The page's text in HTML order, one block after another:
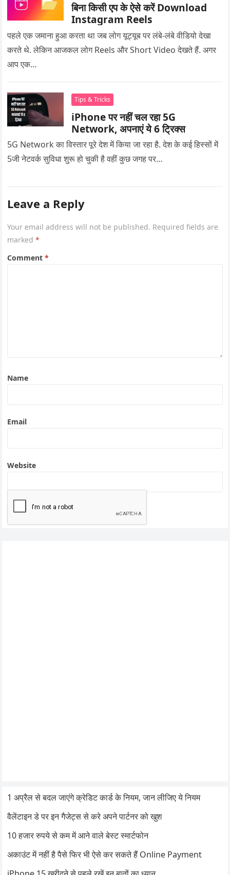
बिना किसी एप के ऐसे करें Download
Instagram Reels
पहले एक जमाना हुआ करता था जब लोग यूट्यूब पर लंबे-लंबे वीडियो देखा
करते थे. लेकिन आजकल लोग Reels और Short Video देखते हैं. अगर
आप एक…
Tips & Tricks
iPhone पर नहीं चल रहा 5G
Network, अपनाएं ये 6 ट्रिक्स
5G Network का विस्तार पूरे देश में किया जा रहा है. देश के कई हिस्सों में
5जी नेटवर्क सुविधा शुरू हो चुकी है वहीं कुछ जगह पर…
Leave a Reply
Your email address will not be published. Required fields are
marked*
Comment*
Name
Email
Website
1 अप्रैल से बदल जाएंगे क्रेडिट कार्ड के नियम, जान लीजिए ये नियम
वैलेंटाइन डे पर इन गैजेट्स से करे अपने पार्टनर को खुश
10 हजार रुपये से कम में आने वाले बेस्ट स्मार्टफोन
अकाउंट में नहीं है पैसे फिर भी ऐसे कर सकते हैं Online Payment